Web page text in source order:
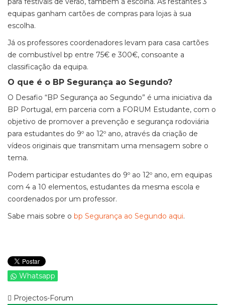
equipas ganham cartões de compras para lojas à sua
escolha.
Já os professores coordenadores levam para casa cartões
de combustível bp entre 75€ e 300€, consoante a
classificação da equipa.
O que é o BP Segurança ao Segundo?
O Desafio “BP Segurança ao Segundo” é uma iniciativa da
BP Portugal, em parceria com a FORUM Estudante, com o
objetivo de promover a prevenção e segurança rodoviária
para estudantes do 9º ao 12º ano, através da criação de
vídeos originais que transmitam uma mensagem sobre o
tema.
Podem participar estudantes do 9º ao 12º ano, em equipas
com 4 a 10 elementos, estudantes da mesma escola e
coordenados por um professor.
Sabe mais sobre o bp Segurança ao Segundo aqui.
Whatsapp
Projectos-Forum